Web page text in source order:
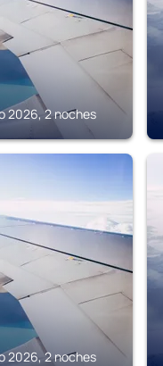
2026, 2 noches
2026, 2 noches